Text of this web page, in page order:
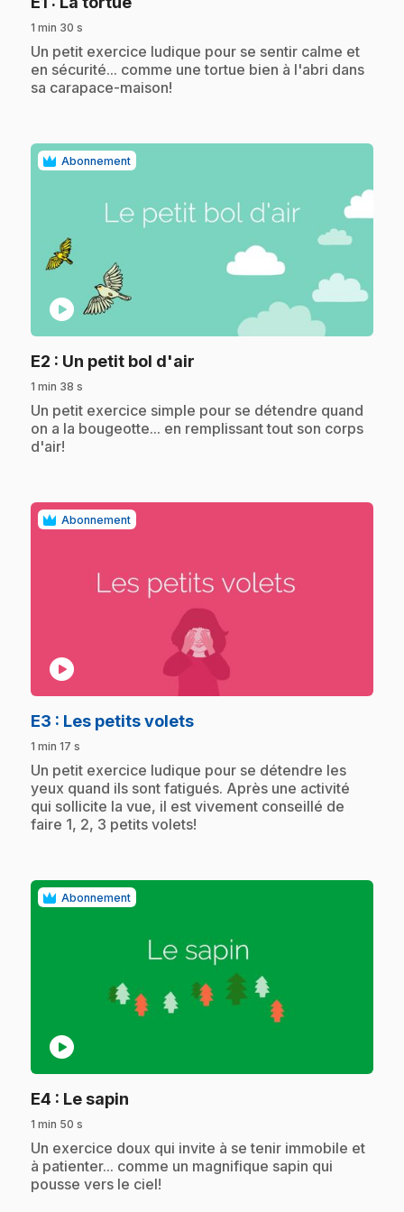
1 min 30 s
.Un petit exercice ludique pour se sentir calme et
en sécurité... comme une tortue bien à l'abri dans
sa carapace-maison!
Abonnement
play_circle
E2 : Un petit bol d'air
1 min 38 s
.Un petit exercice simple pour se détendre quand
on a la bougeotte... en remplissant tout son corps
d'air!
Abonnement
play_circle
E3 : Les petits volets.
1 min 17 s
.Un petit exercice ludique pour se détendre les
yeux quand ils sont fatigués. Après une activité
qui sollicite la vue, il est vivement conseillé de
faire 1, 2, 3 petits volets!
Abonnement
play_circle
E4 : Le sapin
1 min 50 s
.Un exercice doux qui invite à se tenir immobile et
à patienter... comme un magnifique sapin qui
pousse vers le ciel!